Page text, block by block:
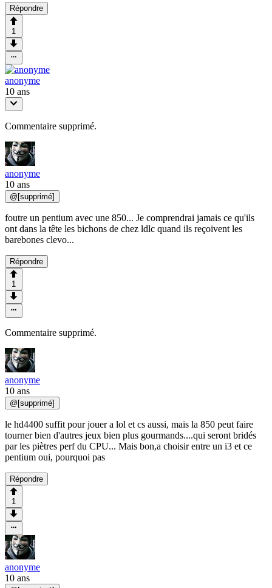
Répondre
1
anonyme
10 ans
Commentaire supprimé.
anonyme
10 ans
@[supprimé]
foutre un pentium avec une 850... Je comprendrai jamais ce qu'ils
ont dans la tête les bichons de chez ldlc quand ils reçoivent les
barebones clevo...
Répondre
1
Commentaire supprimé.
anonyme
10 ans
@[supprimé]
le hd4400 suffit pour jouer a lol et cs aussi, mais la 850 peut faire
tourner bien d'autres jeux bien plus gourmands....qui seront bridés
par les piètres perf du CPU... Mais bon,a choisir entre un i3 et ce
pentium oui, pourquoi pas
Répondre
1
anonyme
10 ans